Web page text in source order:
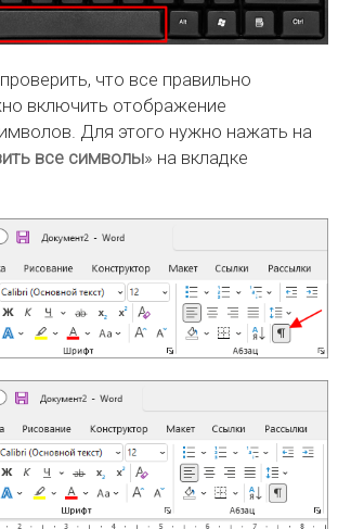
что все правильно
включить отображение
Для этого нужно нажать на
все символы» на вкладке